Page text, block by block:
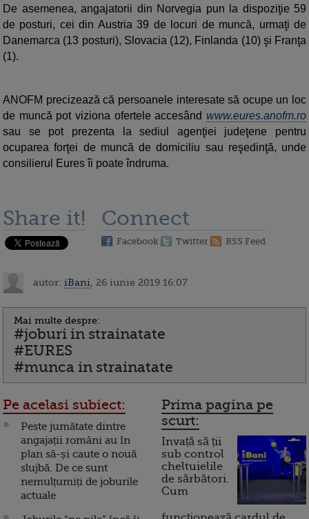
De asemenea, angajatorii din Norvegia pun la dispoziţie 59
de posturi, cei din Austria 39 de locuri de muncă, urmaţi de
Danemarca (13 posturi), Slovacia (12), Finlanda (10) şi Franţa
(1).
ANOFM precizează că persoanele interesate să ocupe un loc
de muncă pot viziona ofertele accesând www.eures.anofm.ro
sau se pot prezenta la sediul agenţiei judeţene pentru
ocuparea forţei de muncă de domiciliu sau reşedinţă, unde
consilierul Eures îi poate îndruma.
Share it! Connect
Facebook Twitter RSS Feed
autor: iBani , 26 iunie 2019 16:07
Mai multe despre:
#joburi in strainatate
#EURES
#munca in strainatate
Pe acelasi subiect:
Peste jumătate dintre
angajații români au în
plan să-și caute o nouă
slujbă. De ce sunt
nemulțumiți de joburile
actuale
Prima pagina pe
scurt:
Invață să ții
sub control
cheltuielile
de sărbători.
Cum